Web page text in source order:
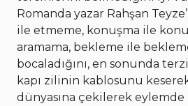
Romanda yazar Rahşan
ile etmeme, konuşma ile
aramama, bekleme ile
bocaladığını, en sonunda
kapı zilinin kablosunu
dünyasına çekilerek